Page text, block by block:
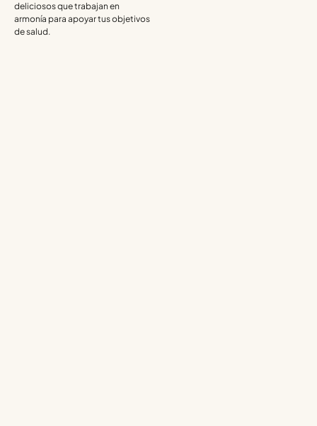
deliciosos que trabajan en
armonía para apoyar tus objetivos
de salud.